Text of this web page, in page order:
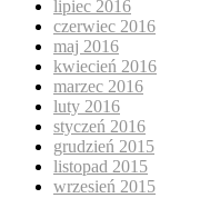
lipiec 2016
czerwiec 2016
maj 2016
kwiecień 2016
marzec 2016
luty 2016
styczeń 2016
grudzień 2015
listopad 2015
wrzesień 2015